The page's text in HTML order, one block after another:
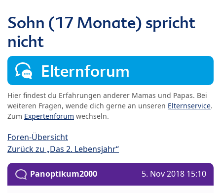
Sohn (17 Monate) spricht
nicht
Elternforum
Hier findest du Erfahrungen anderer Mamas und Papas. Bei
weiteren Fragen, wende dich gerne an unseren Elternservice.
Zum Expertenforum wechseln.
Foren-Übersicht
Zurück zu „Das 2. Lebensjahr“
Panoptikum2000 5. Nov 2018 15:10